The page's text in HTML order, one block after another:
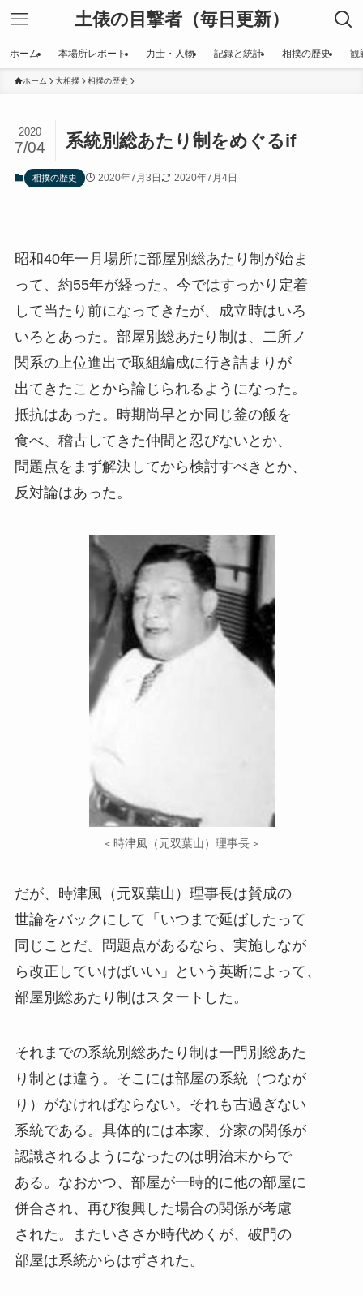
土俵の目撃者（毎日更新）
ホーム 本場所レポート 力士・人物 記録と統計 相撲の歴史 観
ホーム 大相撲 相撲の歴史
系統別総あたり制をめぐるif
2020
7/04
相撲の歴史 2020年7月3日 2020年7月4日
昭和40年一月場所に部屋別総あたり制が始ま
って、約55年が経った。今ではすっかり定着
して当たり前になってきたが、成立時はいろ
いろとあった。部屋別総あたり制は、二所ノ
関系の上位進出で取組編成に行き詰まりが
出てきたことから論じられるようになった。
抵抗はあった。時期尚早とか同じ釜の飯を
食べ、稽古してきた仲間と忍びないとか、
問題点をまず解決してから検討すべきとか、
反対論はあった。
＜時津風（元双葉山）理事長＞
だが、時津風（元双葉山）理事長は賛成の
世論をバックにして「いつまで延ばしたって
同じことだ。問題点があるなら、実施しなが
ら改正していけばいい」という英断によって、
部屋別総あたり制はスタートした。
それまでの系統別総あたり制は一門別総あた
り制とは違う。そこには部屋の系統（つなが
り）がなければならない。それも古過ぎない
系統である。具体的には本家、分家の関係が
認識されるようになったのは明治末からで
ある。なおかつ、部屋が一時的に他の部屋に
併合され、再び復興した場合の関係が考慮
された。またいささか時代めくが、破門の
部屋は系統からはずされた。